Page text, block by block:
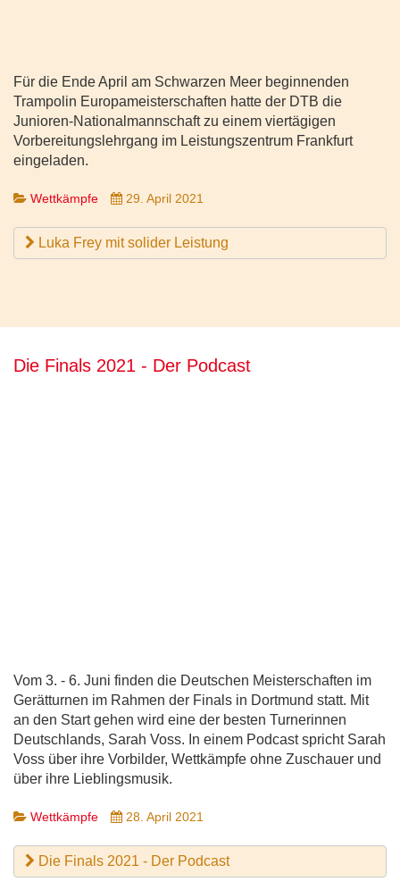
Für die Ende April am Schwarzen Meer beginnenden
Trampolin Europameisterschaften hatte der DTB die
Junioren-Nationalmannschaft zu einem viertägigen
Vorbereitungslehrgang im Leistungszentrum Frankfurt
eingeladen.
Wettkämpfe 29. April 2021
Luka Frey mit solider Leistung
Die Finals 2021 - Der Podcast
Vom 3. - 6. Juni finden die Deutschen Meisterschaften im
Gerätturnen im Rahmen der Finals in Dortmund statt. Mit
an den Start gehen wird eine der besten Turnerinnen
Deutschlands, Sarah Voss. In einem Podcast spricht Sarah
Voss über ihre Vorbilder, Wettkämpfe ohne Zuschauer und
über ihre Lieblingsmusik.
Wettkämpfe 28. April 2021
Die Finals 2021 - Der Podcast